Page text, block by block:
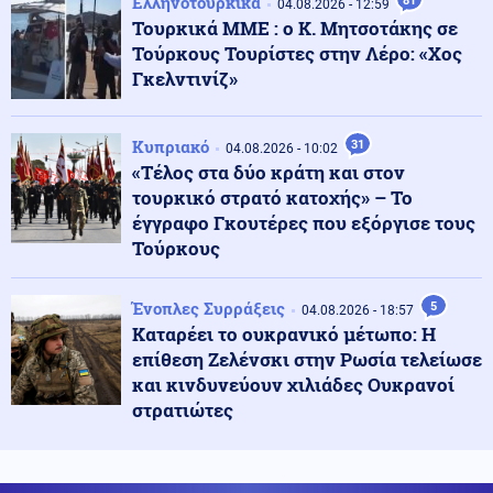
Μοτζτάμπα Χαμενεΐ είναι «τώρα πολύ δύσκολη»
Ένοπλες Συρράξεις
Ετοιμάζονται για κρίση με την Τουρκία: Το Ισραήλ
παρέλαβε υποβρύχιο κλάσης Dolphin INS Drakon με
σωλήνες κάθετης εκτόξευσης πυραύλων Κρουζ
05.08.2026 - 23:00
ΘΕΛΟΥΝ ΝΑ ΒΓΑΛΟΥΝ ΕΚΤΟΣ ΤΟ AfD! 1.000 Γερμανοί
νομικοί υπέγραψαν την απαγόρευση του κόμματος
Κόσμος 05.08.2026 - 22:58
Υποψήφιος Δημοκρατικός σε παραλία της Χαβάης
προκαλεί βρίζοντας γυναίκες, πέφτει ξερός από γροθιά
(βίντεο)
04.08.2026 - 12:59
Τουρκικά ΜΜΕ : ο Κ. Μητσοτάκης σε
Τούρκους Τουρίστες στην Λέρο: «Χος
Γκελντινίζ»
Κυπριακό 04.08.2026 - 10:02 31
«Τέλος στα δύο κράτη και στον
τουρκικό στρατό κατοχής» – Το
έγγραφο Γκουτέρες που εξόργισε τους
Τούρκους
Ένοπλες Συρράξεις 04.08.2026 - 18:57 5
Καταρέει το ουκρανικό μέτωπο: Η
επίθεση Ζελένσκι στην Ρωσία τελείωσε
και κινδυνεύουν χιλιάδες Ουκρανοί
στρατιώτες